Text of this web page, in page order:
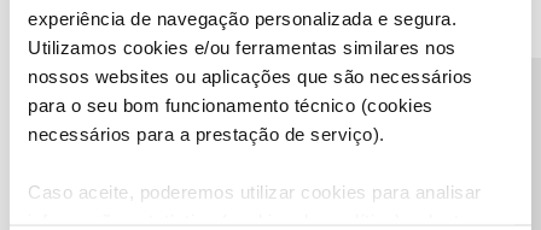
experiência de navegação personalizada e segura.
Utilizamos cookies e/ou ferramentas similares nos
nossos websites ou aplicações que são necessários
para o seu bom funcionamento técnico (cookies
necessários para a prestação de serviço).
Caso aceite, poderemos utilizar cookies para analisar
Descubra as novidades de julho